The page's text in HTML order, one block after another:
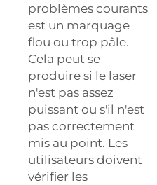
problèmes courants
est un marquage
flou ou trop pâle.
Cela peut se
produire si le laser
n'est pas assez
puissant ou s'il n'est
pas correctement
mis au point. Les
utilisateurs doivent
vérifier les